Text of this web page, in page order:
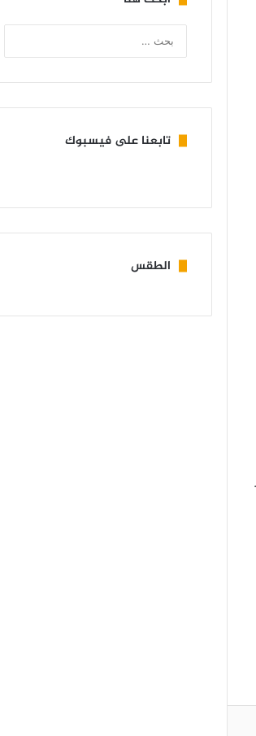
تابعنا على فيسبوك
الطقس